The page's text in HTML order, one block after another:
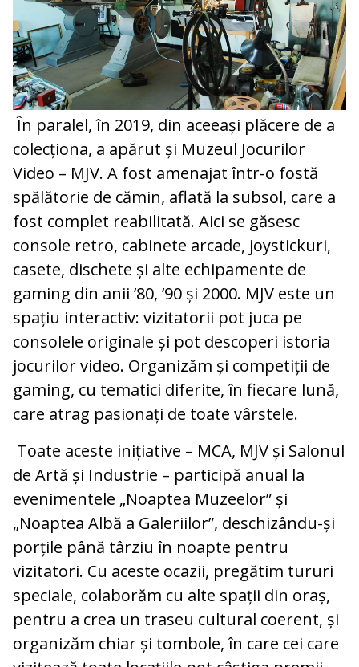
În paralel, în 2019, din aceeași plăcere de a
colecționa, a apărut și Muzeul Jocurilor
Video – MJV. A fost amenajat într-o fostă
spălătorie de cămin, aflată la subsol, care a
fost complet reabilitată. Aici se găsesc
console retro, cabinete arcade, joystickuri,
casete, dischete și alte echipamente de
gaming din anii ’80, ’90 și 2000. MJV este un
spațiu interactiv: vizitatorii pot juca pe
consolele originale și pot descoperi istoria
jocurilor video. Organizăm și competiții de
gaming, cu tematici diferite, în fiecare lună,
care atrag pasionați de toate vârstele.
Toate aceste inițiative – MCA, MJV și Salonul
de Artă și Industrie – participă anual la
evenimentele „Noaptea Muzeelor” și
„Noaptea Albă a Galeriilor”, deschizându-și
porțile până târziu în noapte pentru
vizitatori. Cu aceste ocazii, pregătim tururi
speciale, colaborăm cu alte spații din oraș,
pentru a crea un traseu cultural coerent, și
organizăm chiar și tombole, în care cei care